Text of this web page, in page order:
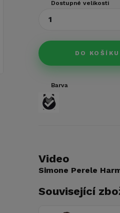
Dostupné velikosti
1
DO KOŠÍKU
Barva
Video
Simone Perele
Související